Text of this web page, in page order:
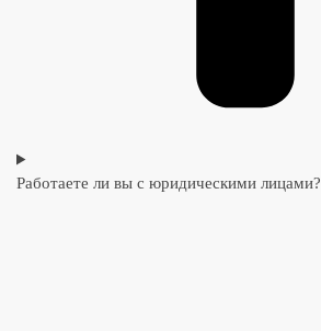
Работаете ли вы с юридическими лицами?